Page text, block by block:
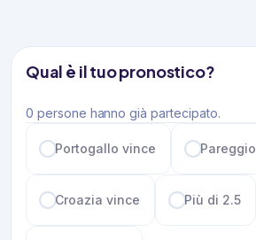
Qual è il tuo pronostico?
0 persone hanno già partecipato.
Portogallo vince Pareggio
Croazia vince Più di 2.5